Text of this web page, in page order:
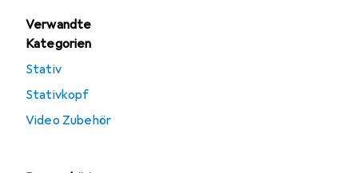
Verwandte
Kategorien
Stativ
Stativkopf
Video Zubehör